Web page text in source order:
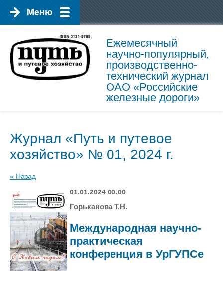
Ежемесячный
научно-популярный,
производственно-
технический журнал
ОАО «Российские
железные дороги»
Журнал «Путь и путевое
хозяйство» № 01, 2024 г.
« Назад
01.01.2024 00:00
Горьканова Т.Н.
Международная научно-
практическая
конференция в УрГУПСе